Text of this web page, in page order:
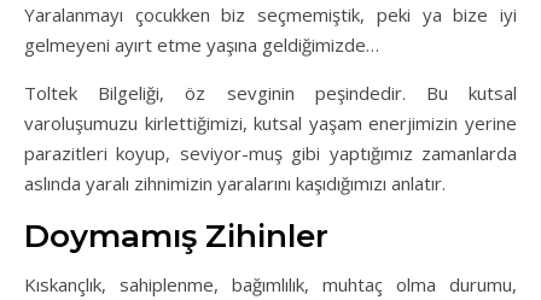
Yaralanmayı çocukken biz seçmemiştik, peki ya bize iyi
gelmeyeni ayırt etme yaşına geldiğimizde…
Toltek Bilgeliği, öz sevginin peşindedir. Bu kutsal
varoluşumuzu kirlettiğimizi, kutsal yaşam enerjimizin yerine
parazitleri koyup, seviyor-muş gibi yaptığımız zamanlarda
aslında yaralı zihnimizin yaralarını kaşıdığımızı anlatır.
Doymamış Zihinler
Kıskançlık, sahiplenme, bağımlılık, muhtaç olma durumu,